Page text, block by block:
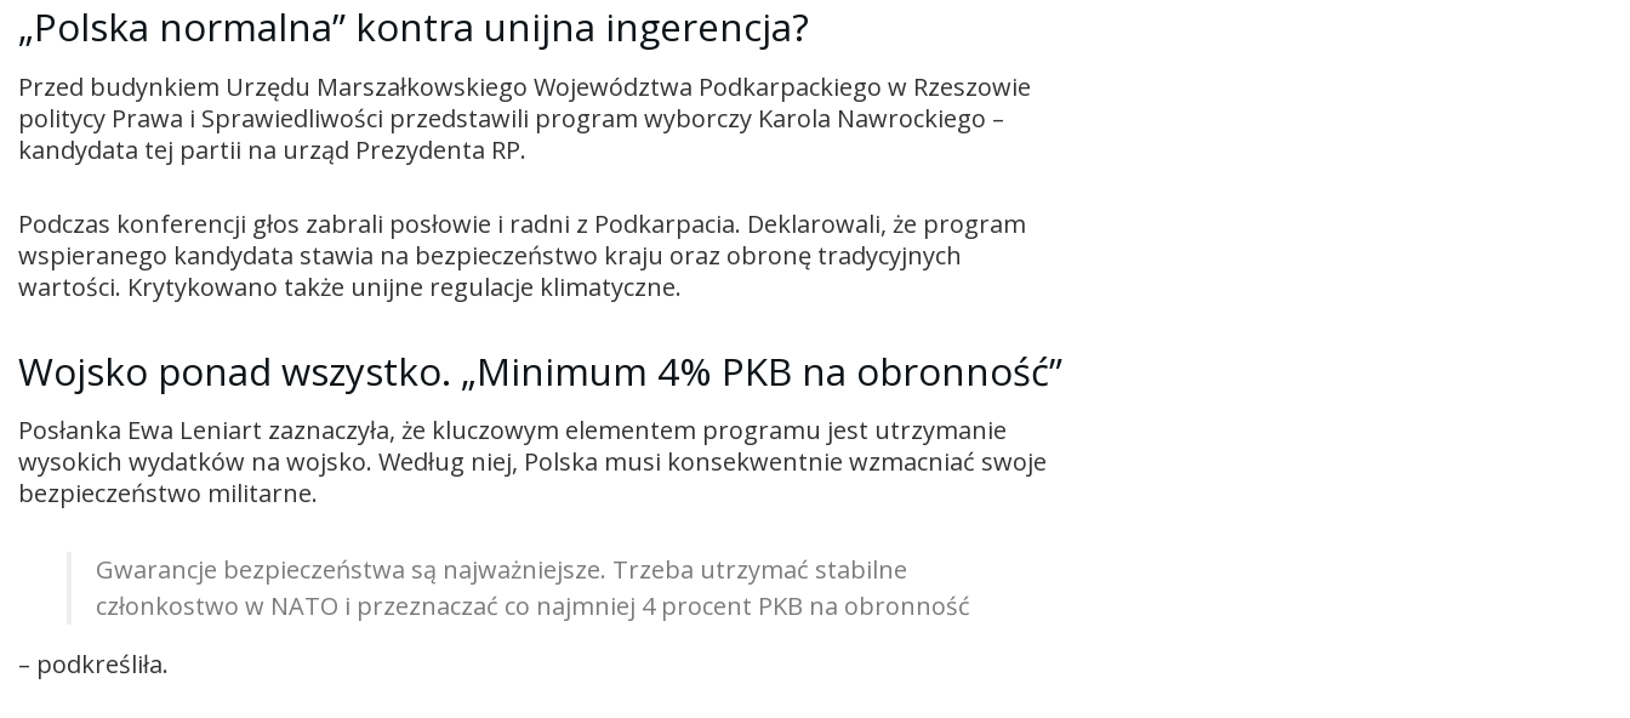
„Polska normalna” kontra unijna ingerencja?
Przed budynkiem Urzędu Marszałkowskiego Województwa Podkarpackiego w Rzeszowie
politycy Prawa i Sprawiedliwości przedstawili program wyborczy Karola Nawrockiego –
kandydata tej partii na urząd Prezydenta RP.
Podczas konferencji głos zabrali posłowie i radni z Podkarpacia. Deklarowali, że program
wspieranego kandydata stawia na bezpieczeństwo kraju oraz obronę tradycyjnych
wartości. Krytykowano także unijne regulacje klimatyczne.
Wojsko ponad wszystko. „Minimum 4% PKB na obronność”
Posłanka Ewa Leniart zaznaczyła, że kluczowym elementem programu jest utrzymanie
wysokich wydatków na wojsko. Według niej, Polska musi konsekwentnie wzmacniać swoje
bezpieczeństwo militarne.
Gwarancje bezpieczeństwa są najważniejsze. Trzeba utrzymać stabilne
członkostwo w NATO i przeznaczać co najmniej 4 procent PKB na obronność
– podkreśliła.